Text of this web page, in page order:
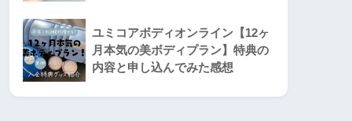
ユミコアボディオンライン【12ヶ
月本気の美ボディプラン】特典の
内容と申し込んでみた感想